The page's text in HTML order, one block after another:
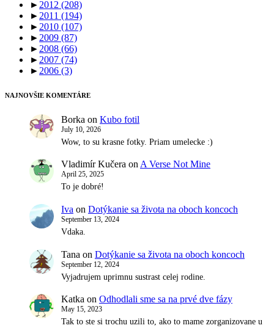
► 2012 (208)
► 2011 (194)
► 2010 (107)
► 2009 (87)
► 2008 (66)
► 2007 (74)
► 2006 (3)
NAJNOVŠIE KOMENTÁRE
Borka on Kubo fotil
July 10, 2026
Wow, to su krasne fotky. Priam umelecke :)
Vladimír Kučera on A Verse Not Mine
April 25, 2025
To je dobré!
Iva on Dotýkanie sa života na oboch koncoch
September 13, 2024
Vdaka.
Tana on Dotýkanie sa života na oboch koncoch
September 12, 2024
Vyjadrujem uprimnu sustrast celej rodine.
Katka on Odhodlali sme sa na prvé dve fázy
May 15, 2023
Tak to ste si trochu uzili to, ako to mame zorganizovane u